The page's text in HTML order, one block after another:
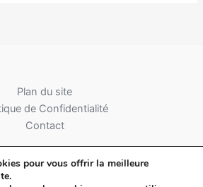
Plan du site
de Confidentialité
Contact
pour vous offrir la meilleure